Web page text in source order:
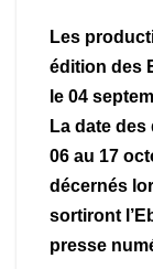
Les
édition des
le 04
La date
06 au 17
décernés
sortiront
presse